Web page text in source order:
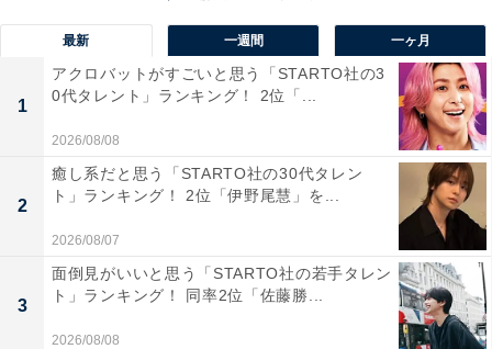
回答者のコメントを見ると「真冬に獲れる氷見ぶりは日
本一の美味しさだから」（60代男性／静岡県）、「旅先
の富山で食べておいしかったから」（50代男性／神奈川
県）、「氷見ぶりは脂がのってお刺身がとても美味しい
です」（30代女性／北海道）といった声がありました。
※回答者のコメントは原文ママです
次ページ
9位までの全ランキング結果を見
最新 一週間 一ヶ月
1
アクロバットがすごいと思う「STARTO社の3
0代タレント」ランキング！ 2位「...
2026/08/08
2
癒し系だと思う「STARTO社の30代タレン
ト」ランキング！ 2位「伊野尾慧」を...
2026/08/07
3
面倒見がいいと思う「STARTO社の若手タレン
ト」ランキング！ 同率2位「佐藤勝...
2026/08/08